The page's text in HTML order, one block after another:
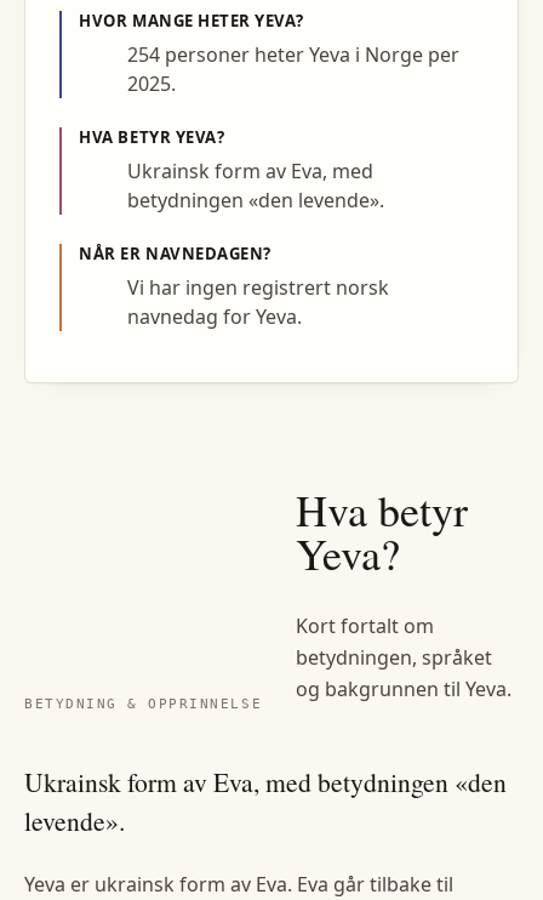
HVOR MANGE HETERYEVA?
254 personer heter Yeva i Norge per
2025.
HVA BETYR YEVA?
Ukrainsk form av Eva, med
betydningen «den levende».
NÅR ER NAVNEDAGEN?
Vi har ingen registrert norsk
navnedag for Yeva.
BETYDNING & OPPRINNELSE
Hva betyr
Yeva?
Kort fortalt om
betydningen, språket
og bakgrunnen til Yeva.
Ukrainsk form av Eva, med betydningen «den
levende».
Yeva er ukrainsk form av Eva. Eva går tilbake til